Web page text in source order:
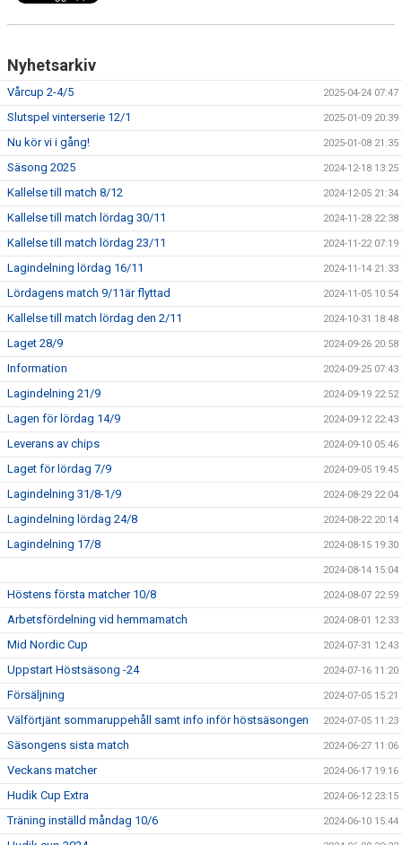
Nyhetsarkiv
Vårcup 2-4/5 2025-04-24 07:47
Slutspel vinterserie 12/1 2025-01-09 20:39
Nu kör vi i gång! 2025-01-08 21:35
Säsong 2025 2024-12-18 13:25
Kallelse till match 8/12 2024-12-05 21:34
Kallelse till match lördag 30/11 2024-11-28 22:38
Kallelse till match lördag 23/11 2024-11-22 07:19
Lagindelning lördag 16/11 2024-11-14 21:33
Lördagens match 9/11är flyttad 2024-11-05 10:54
Kallelse till match lördag den 2/11 2024-10-31 18:48
Laget 28/9 2024-09-26 20:58
Information 2024-09-25 07:43
Lagindelning 21/9 2024-09-19 22:52
Lagen för lördag 14/9 2024-09-12 22:43
Leverans av chips 2024-09-10 05:46
Laget för lördag 7/9 2024-09-05 19:45
Lagindelning 31/8-1/9 2024-08-29 22:04
Lagindelning lördag 24/8 2024-08-22 20:14
Lagindelning 17/8 2024-08-15 19:30
2024-08-14 15:04
Höstens första matcher 10/8 2024-08-07 22:59
Arbetsfördelning vid hemmamatch 2024-08-01 12:33
Mid Nordic Cup 2024-07-31 12:43
Uppstart Höstsäsong -24 2024-07-16 11:20
Försäljning 2024-07-05 15:21
Välförtjänt sommaruppehåll samt info inför höstsäsongen 2024-07-05 11:23
Säsongens sista match 2024-06-27 11:06
Veckans matcher 2024-06-17 19:16
Hudik Cup Extra 2024-06-12 23:15
Träning inställd måndag 10/6 2024-06-10 15:44